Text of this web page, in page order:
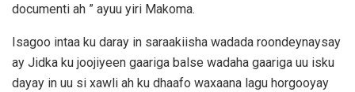
documenti ah ” ayuu yiri Makoma.
Isagoo intaa ku daray in saraakiisha wadada roondeynaysay
ay Jidka ku joojiyeen gaariga balse wadaha gaariga uu isku
dayay in uu si xawli ah ku dhaafo waxaana lagu horgooyay